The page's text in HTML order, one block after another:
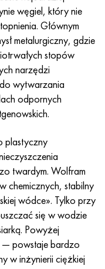
węgiel, który nie
Głównym
metalurgiczny, gdzie
stopów
narzędzi
wytwarzania
odpornych
plastyczny
twardym. Wolfram
chemicznych, stabilny
wódce». Tylko przy
się w wodzie
Powyżej
— powstaje bardzo
w inżynierii ciężkiej